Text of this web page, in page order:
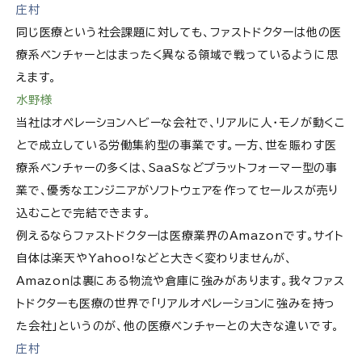
庄村
同じ医療という社会課題に対しても、ファストドクターは他の医
療系ベンチャーとはまったく異なる領域で戦っているように思
えます。
水野様
当社はオペレーションヘビーな会社で、リアルに人・モノが動くこ
とで成立している労働集約型の事業です。一方、世を賑わす医
療系ベンチャーの多くは、SaaSなどプラットフォーマー型の事
業で、優秀なエンジニアがソフトウェアを作ってセールスが売り
込むことで完結できます。
例えるならファストドクターは医療業界のAmazonです。サイト
自体は楽天やYahoo!などと大きく変わりませんが、
Amazonは裏にある物流や倉庫に強みがあります。我々ファス
トドクターも医療の世界で「リアルオペレーションに強みを持っ
た会社」というのが、他の医療ベンチャーとの大きな違いです。
庄村